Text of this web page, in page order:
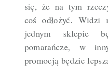
się, że na tym
coś odłożyć.
jednym sklepie
pomarańcze, w
promocją będzie